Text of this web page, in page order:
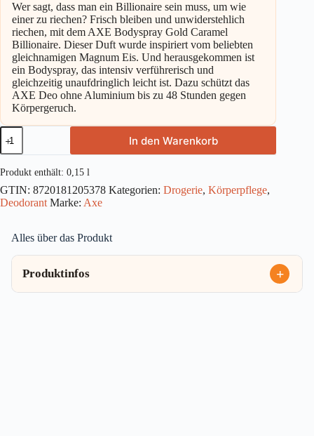
Wer sagt, dass man ein Billionaire sein muss, um wie
einer zu riechen? Frisch bleiben und unwiderstehlich
riechen, mit dem AXE Bodyspray Gold Caramel
Billionaire. Dieser Duft wurde inspiriert vom beliebten
gleichnamigen Magnum Eis. Und herausgekommen ist
ein Bodyspray, das intensiv verführerisch und
gleichzeitig unaufdringlich leicht ist. Dazu schützt das
AXE Deo ohne Aluminium bis zu 48 Stunden gegen
Körpergeruch.
Axe
Bodyspray
Magnum
Gold
Caramel
Billionaire
ohne
Menge
In den Warenkorb
Produkt enthält: 0,15 l
GTIN: 8720181205378 Kategorien: Drogerie, Körperpflege,
Deodorant Marke: Axe
Alles über das Produkt
Produktinfos